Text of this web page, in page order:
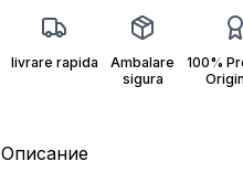
livrare rapida
Ambalare
sigura
100%
Описание